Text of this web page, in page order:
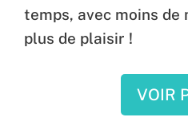
temps, avec moins
plus de plaisir !
VOIR